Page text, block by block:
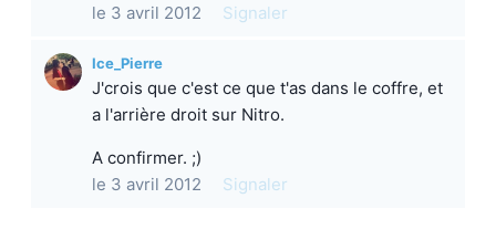
le 3 avril 2012
Signaler
Ice_Pierre
J'crois que c'est ce que t'as dans le coffre, et
a l'arrière droit sur Nitro.
A confirmer. ;)
le 3 avril 2012
Signaler